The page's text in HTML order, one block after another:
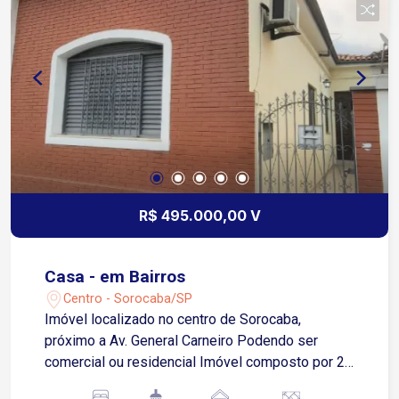
mesmo para mais informações e agendamento
de visitas!
R$ 495.000,00 V
Casa - em Bairros
Centro - Sorocaba/SP
Imóvel localizado no centro de Sorocaba,
próximo a Av. General Carneiro Podendo ser
comercial ou residencial Imóvel composto por 2